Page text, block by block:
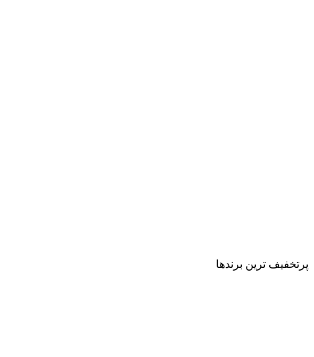
پرتخفیف ترین برندها